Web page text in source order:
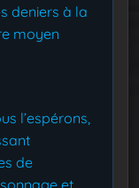
deniers à la
moyen
l’espérons,
de
et